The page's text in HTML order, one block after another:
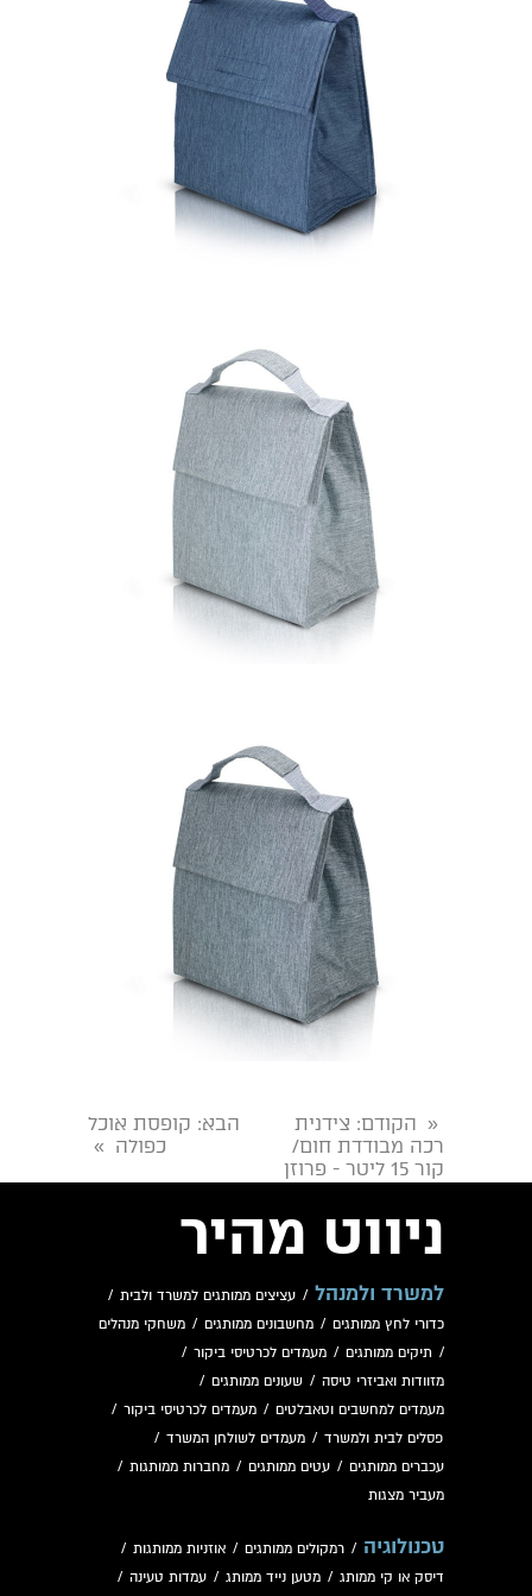
« הקודם: צידנית
רכה מבודדת חום/
קור 15 ליטר - פרוזן
הבא: קופסת אוכל
כפולה
»
ניווט מהיר
למשרד ולמנהל / עציצים ממותגים למשרד ולבית /
כדורי לחץ ממותגים / מחשבונים ממותגים / משחקי מנהלים
/ תיקים ממותגים / מעמדים לכרטיסי ביקור /
מזוודות ואביזרי טיסה / שעונים ממותגים /
מעמדים למחשבים וטאבלטים / מעמדים לכרטיסי ביקור /
פסלים לבית ולמשרד / מעמדים לשולחן המשרד /
עכברים ממותגים / עטים ממותגים / מחברות ממותגות /
מעביר מצגות
טכנולוגיה / רמקולים ממותגים / אוזניות ממותגות /
דיסק או קי ממותג / מטען נייד ממותג / עמדות טעינה /